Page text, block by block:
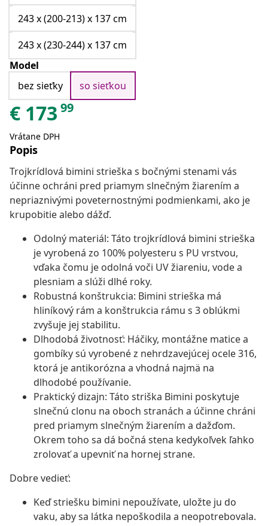
243 x (200-213) x 137 cm
243 x (230-244) x 137 cm
Model
bez sieťky
so sieťkou
€ 173 99
Vrátane DPH
Popis
Trojkrídlová bimini strieška s bočnými stenami vás
účinne ochráni pred priamym slnečným žiarením a
nepriaznivými poveternostnými podmienkami, ako je
krupobitie alebo dážď.
Odolný materiál: Táto trojkrídlová bimini strieška
je vyrobená zo 100% polyesteru s PU vrstvou,
vďaka čomu je odolná voči UV žiareniu, vode a
plesniam a slúži dlhé roky.
Robustná konštrukcia: Bimini strieška má
hliníkový rám a konštrukcia rámu s 3 oblúkmi
zvyšuje jej stabilitu.
Dlhodobá životnosť: Háčiky, montážne matice a
gombíky sú vyrobené z nehrdzavejúcej ocele 316,
ktorá je antikorózna a vhodná najmä na
dlhodobé používanie.
Praktický dizajn: Táto striška Bimini poskytuje
slnečnú clonu na oboch stranách a účinne chráni
pred priamym slnečným žiarením a dažďom.
Okrem toho sa dá bočná stena kedykoľvek ľahko
zrolovať a upevniť na hornej strane.
Dobre vedieť:
Keď striešku bimini nepoužívate, uložte ju do
vaku, aby sa látka nepoškodila a neopotrebovala.